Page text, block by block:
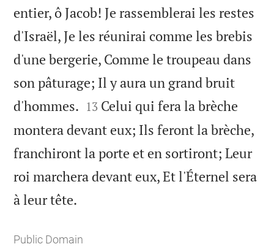
entier, ô Jacob! Je rassemblerai les restes
d'Israël, Je les réunirai comme les brebis
d'une bergerie, Comme le troupeau dans
son pâturage; Il y aura un grand bruit
d'hommes. 

13 Celui qui fera la brèche
montera devant eux; Ils feront la brèche,
franchiront la porte et en sortiront; Leur
roi marchera devant eux, Et l'Éternel sera
à leur tête.
Public Domain